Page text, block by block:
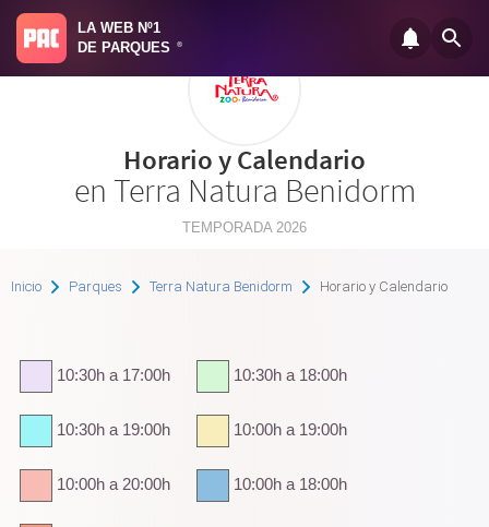
LA WEB Nº1
DE PARQUES
®
Horario y Calendario
en Terra Natura Benidorm
TEMPORADA 2026
Inicio Parques Terra Natura Benidorm Horario y Calendario
10:30h a 17:00h 10:30h a 18:00h
10:30h a 19:00h 10:00h a 19:00h
10:00h a 20:00h 10:00h a 18:00h